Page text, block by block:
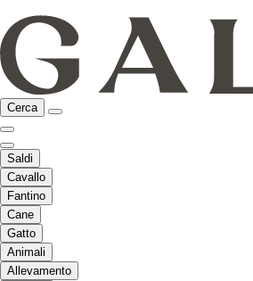
Cerca
Saldi
Cavallo
Fantino
Cane
Gatto
Animali
Allevamento